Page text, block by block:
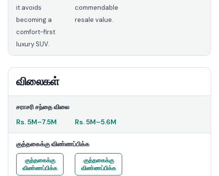
it avoids
becoming a
comfort-first
luxury SUV.
commendable
resale value.
விலைகள்
சராசரி சந்தை விலை
Rs.5M–7.5M Rs.5M–5.6M
குத்தகைக்கு விண்ணப்பிக்க
குத்தகைக்கு
விண்ணப்பிக்க
குத்தகைக்கு
விண்ணப்பிக்க